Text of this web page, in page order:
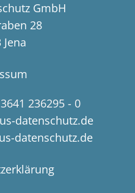
GmbH
28
Jena
236295 - 0
datenschutz.de
datenschutz.de